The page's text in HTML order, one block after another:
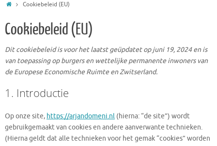
Cookiebeleid (EU)
Cookiebeleid (EU)
Dit cookiebeleid is voor het laatst geüpdatet op juni 19, 2024 en is
van toepassing op burgers en wettelijke permanente inwoners van
de Europese Economische Ruimte en Zwitserland.
1. Introductie
Op onze site, https://arjandomeni.nl (hierna: “de site”) wordt
gebruikgemaakt van cookies en andere aanverwante technieken.
(Hierna geldt dat alle technieken voor het gemak “cookies” worden